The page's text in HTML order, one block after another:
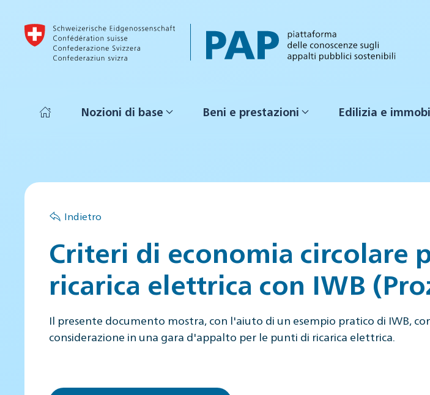
Skip to main content
Nozioni di base Beni e prestazioni Edilizia e
Indietro
Criteri di economia circolare
ricarica elettrica con IWB
Il presente documento mostra, con l'aiuto di un esempio pratico di IWB,
considerazione in una gara d'appalto per le punti di ricarica elettrica.